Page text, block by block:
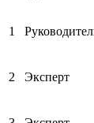
1
2 Эксперт